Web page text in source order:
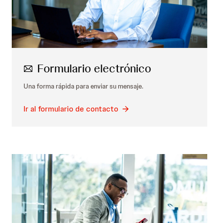
Formulario electrónico
Una forma rápida para enviar su mensaje.
Ir al formulario de contacto